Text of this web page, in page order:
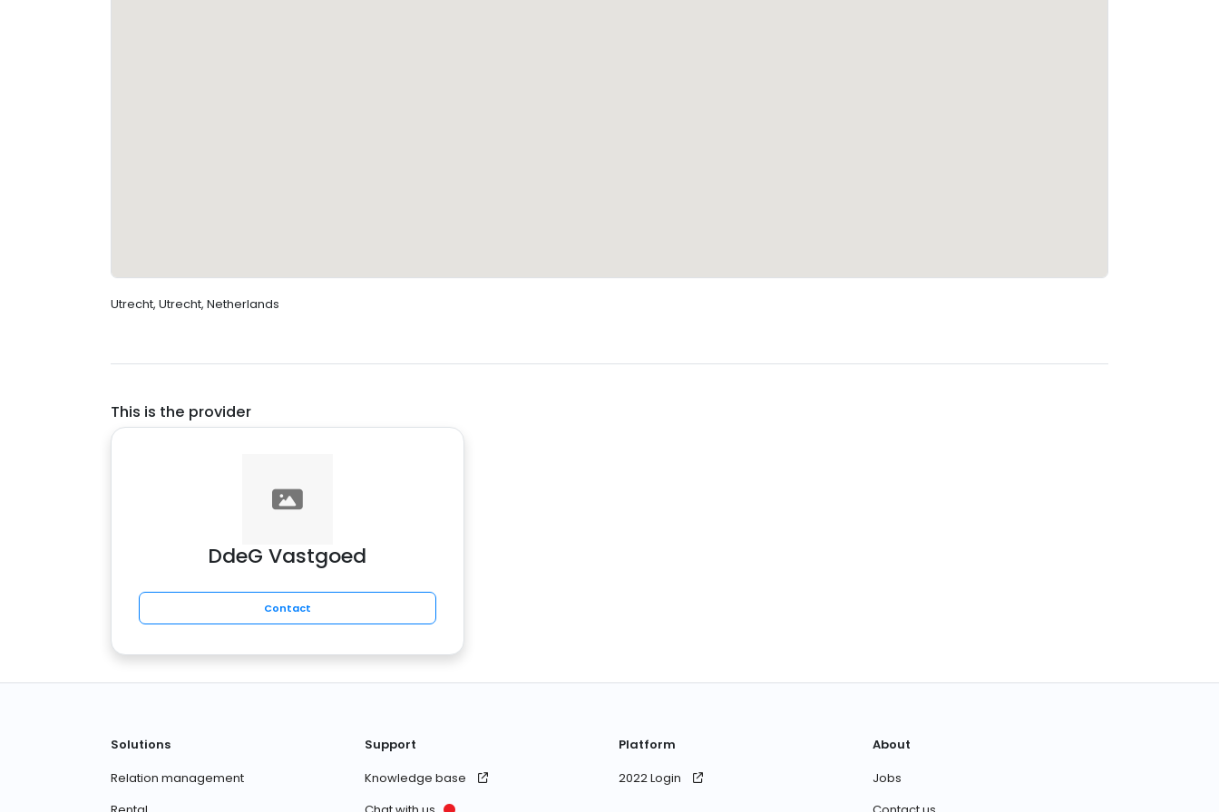
Utrecht, Utrecht, Netherlands
This is the provider
DdeG Vastgoed
Contact
Solutions
Relation management
Support
Knowledge base
Platform
2022 Login
About
Jobs